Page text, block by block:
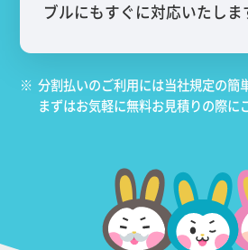
ブルにもすぐに対応いたしま
※ 分割払いのご利用には当社規定の簡
まずはお気軽に無料お見積りの際に